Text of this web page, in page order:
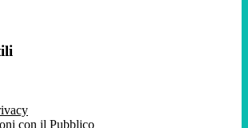
con il Pubblico